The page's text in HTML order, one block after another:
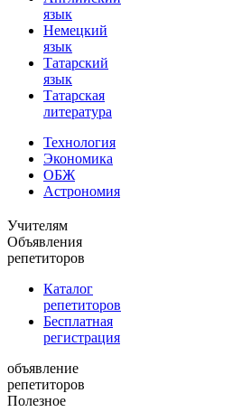
язык
Немецкий
язык
Татарский
язык
Татарская
литература
Технология
Экономика
ОБЖ
Астрономия
Учителям
Объявления
репетиторов
Каталог
репетиторов
Бесплатная
регистрация
объявление
репетиторов
Полезное